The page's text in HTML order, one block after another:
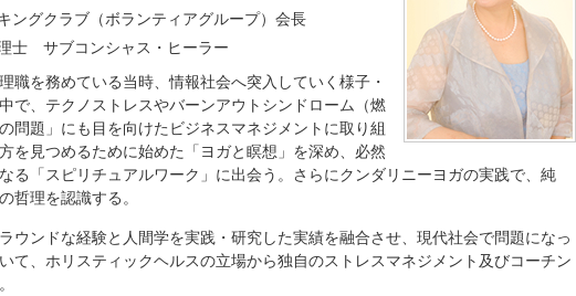
ングクラブ（ボランティアグループ）会長
士 サブコンシャス・ヒーラー
職を務めている当時、情報社会へ突入していく様子・
で、テクノストレスやバーンアウトシンドローム（燃
問題」にも目を向けたビジネスマネジメントに取り組
を見つめるために始めた「ヨガと瞑想」を深め、必然
る「スピリチュアルワーク」に出会う。さらにクンダリニーヨガの実践で、純
哲理を認識する。
ウンドな経験と人間学を実践・研究した実績を融合させ、現代社会で問題になっ
て、ホリスティックヘルスの立場から独自のストレスマネジメント及びコーチン